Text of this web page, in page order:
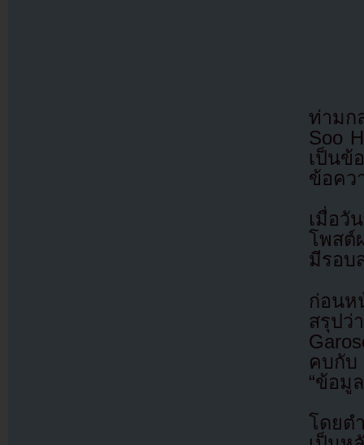
ท่ามก
Soo
เป็นข้
ข้อคว
เมื่อวั
โพสต์
มีรอบ
ก่อนห
สรุปว่
คบกับ
“ข้อมู
โดยต